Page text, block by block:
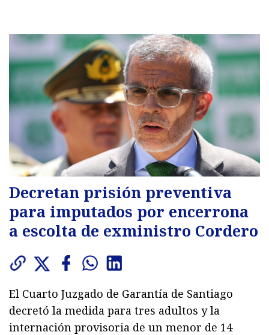
Decretan prisión preventiva
para imputados por encerrona
a escolta de exministro Cordero
El Cuarto Juzgado de Garantía de Santiago
decretó la medida para tres adultos y la
internación provisoria de un menor de 14